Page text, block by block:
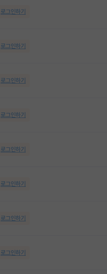
로그인하기
로그인하기
로그인하기
로그인하기
로그인하기
로그인하기
로그인하기
로그인하기